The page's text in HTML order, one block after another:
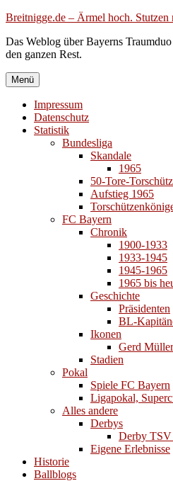
Zum
springen
Breitnigge.de – Ärmel hoch. Stutzen
Das Weblog über Bayerns
den ganzen Rest.
Menü
Impressum
Datenschutz
Statistik
Bundesliga
Skandale
1965
50-Tore-
Aufstieg 1965
FC Bayern
Chronik
1900-1933
1933-1945
1945-1965
1965 bis
Geschichte
Präsidenten
BL-
Ikonen
Gerd Müller
Stadien
Pokal
Spiele FC Bayern
Ligapokal,
Alles andere
Derbys
Derby TSV
Eigene Erlebnisse
Historie
Ballblogs